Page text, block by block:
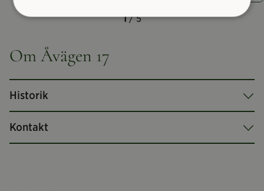
1 / 5
Om Åvägen 17
Historik
Kontakt